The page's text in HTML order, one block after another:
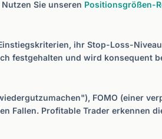
Sie unseren Positionsgrößen-
ihr Stop-Loss-
festgehalten und wird konsequent
FOMO (einer
Fallen. Profitable Trader erkennen